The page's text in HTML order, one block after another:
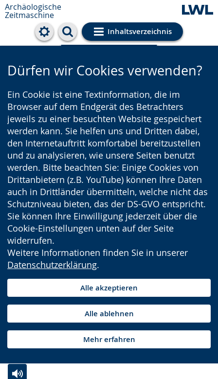
Archäologische
Zeitmaschine
Inhaltsverzeichnis
Cookie-Einstellungen
Dürfen wir Cookies verwenden?
Ein Cookie ist eine Textinformation, die im
Browser auf dem Endgerät des Betrachters
jeweils zu einer besuchten Website gespeichert
werden kann. Sie helfen uns und Dritten dabei,
den Internetauftritt komfortabel bereitzustellen
und zu analysieren, wie unsere Seiten benutzt
werden. Bitte beachten Sie: Einige Cookies von
Drittanbietern (z.B. YouTube) können Ihre Daten
auch in Drittländer übermitteln, welche nicht das
Schutzniveau bieten, das der DS-GVO entspricht.
Sie können Ihre Einwilligung jederzeit über die
Cookie-Einstellungen unten auf der Seite
widerrufen.
Weitere Informationen finden Sie in unserer
Datenschutzerklärung.
Alle akzeptieren
Alle ablehnen
Mehr erfahren